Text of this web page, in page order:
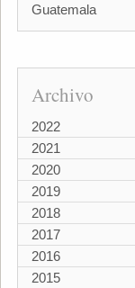
Guatemala
Archivo
2022
2021
2020
2019
2018
2017
2016
2015